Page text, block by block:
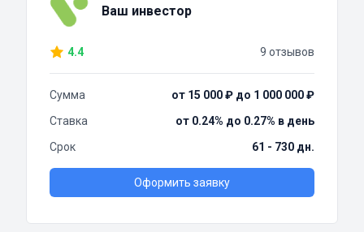
Ваш инвестор
4.4 9 отзывов
Сумма
от 15 000 ₽ до 1 000 000 ₽
Ставка
от 0.24% до 0.27% в день
Срок
61 - 730 дн.
Оформить заявку